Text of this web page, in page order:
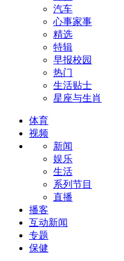
汽车
心事家事
精选
特辑
早报校园
热门
生活贴士
星座与生肖
体育
视频
新闻
娱乐
生活
系列节目
直播
播客
互动新闻
专题
保健